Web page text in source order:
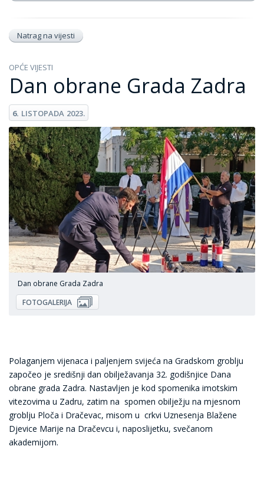
Natrag na vijesti
OPĆE VIJESTI
Dan obrane Grada Zadra
6. LISTOPADA 2023.
Dan obrane Grada Zadra
FOTOGALERIJA
Polaganjem vijenaca i paljenjem svijeća na Gradskom groblju
započeo je središnji dan obilježavanja 32. godišnjice Dana
obrane grada Zadra. Nastavljen je kod spomenika imotskim
vitezovima u Zadru, zatim na spomen obilježju na mjesnom
groblju Ploča i Dračevac, misom u crkvi Uznesenja Blažene
Djevice Marije na Dračevcu i, naposlijetku, svečanom
akademijom.